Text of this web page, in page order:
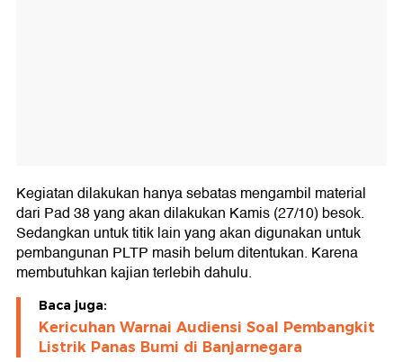
Kegiatan dilakukan hanya sebatas mengambil material
dari Pad 38 yang akan dilakukan Kamis (27/10) besok.
Sedangkan untuk titik lain yang akan digunakan untuk
pembangunan PLTP masih belum ditentukan. Karena
membutuhkan kajian terlebih dahulu.
Baca juga:
Kericuhan Warnai Audiensi Soal Pembangkit
Listrik Panas Bumi di Banjarnegara